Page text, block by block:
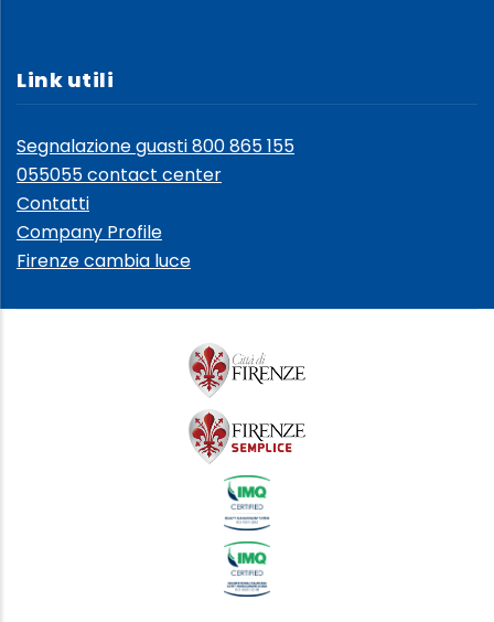
Link utili
Segnalazione guasti 800 865 155
055055 contact center
Contatti
Company Profile
Firenze cambia luce